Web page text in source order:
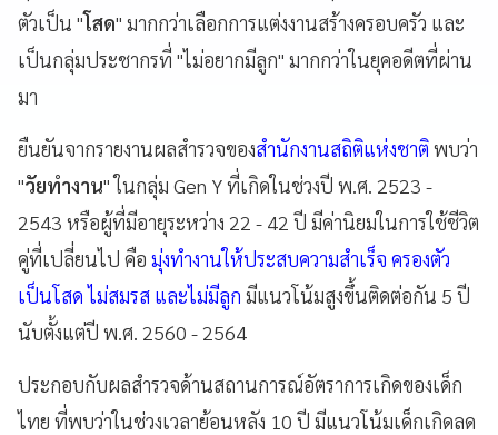
ตัวเป็น "โสด" มากกว่าเลือกการแต่งงานสร้างครอบครัว และ
เป็นกลุ่มประชากรที่ "ไม่อยากมีลูก" มากกว่าในยุคอดีตที่ผ่าน
มา
ยืนยันจากรายงานผลสำรวจของสำนักงานสถิติแห่งชาติพบว่า
"วัยทำงาน" ในกลุ่ม Gen Y ที่เกิดในช่วงปี พ.ศ. 2523 -
2543 หรือผู้ที่มีอายุระหว่าง 22 - 42 ปี มีค่านิยมในการใช้ชีวิต
คู่ที่เปลี่ยนไป คือ มุ่งทำงานให้ประสบความสำเร็จ ครองตัว
เป็นโสด ไม่สมรส และไม่มีลูก มีแนวโน้มสูงขึ้นติดต่อกัน 5 ปี
นับตั้งแต่ปี พ.ศ. 2560 - 2564
ประกอบกับผลสำรวจด้านสถานการณ์อัตราการเกิดของเด็ก
ไทย ที่พบว่าในช่วงเวลาย้อนหลัง 10 ปี มีแนวโน้มเด็กเกิดลด